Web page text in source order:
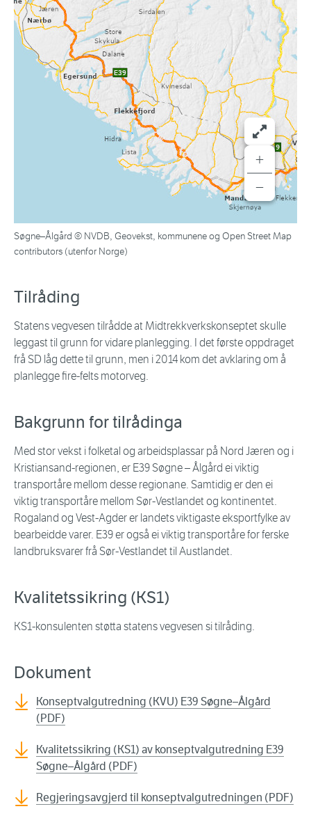
+
−
Søgne–Ålgård © NVDB, Geovekst, kommunene og Open Street Map
contributors (utenfor Norge)
Tilråding
Statens vegvesen tilrådde at Midtrekkverkskonseptet skulle
leggast til grunn for vidare planlegging. I det første oppdraget
frå SD låg dette til grunn, men i 2014 kom det avklaring om å
planlegge fire-felts motorveg.
Bakgrunn for tilrådinga
Med stor vekst i folketal og arbeidsplassar på Nord Jæren og i
Kristiansand-regionen, er E39 Søgne–Ålgård ei viktig
transportåre mellom desse regionane. Samtidig er den ei
viktig transportåre mellom Sør-Vestlandet og kontinentet.
Rogaland og Vest-Agder er landets viktigaste eksportfylke av
bearbeidde varer. E39 er også ei viktig transportåre for ferske
landbruksvarer frå Sør-Vestlandet til Austlandet.
Kvalitetssikring (KS1)
KS1-konsulenten støtta statens vegvesen si tilråding.
Dokument
Konseptvalgutredning (KVU) E39 Søgne–Ålgård
(PDF)
Kvalitetssikring (KS1) av konseptvalgutredning E39
Søgne–Ålgård (PDF)
Regjeringsavgjerd til konseptvalgutredningen (PDF)